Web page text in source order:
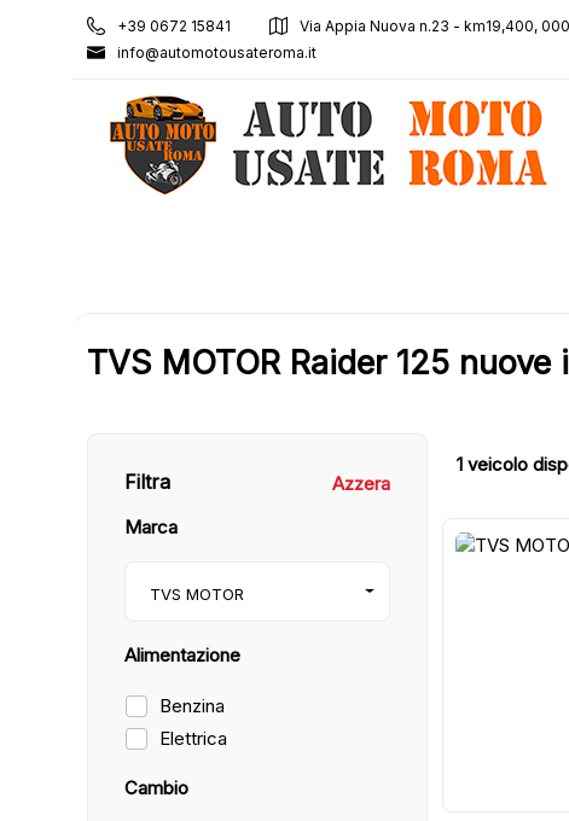
+39 0672 15841
Via Appia Nuova n.23 - km19,400,
info@automotousateroma.it
TVS MOTOR Raider 125
Filtra
Azzera
Marca
TVS MOTOR
Alimentazione
Benzina
Elettrica
Cambio
1 veicolo